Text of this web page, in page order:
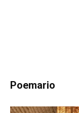
Poemario